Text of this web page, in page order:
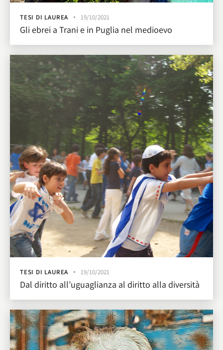
TESI DI LAUREA 19/10/2021
Gli ebrei a Trani e in Puglia nel medioevo
TESI DI LAUREA 19/10/2021
Dal diritto all’uguaglianza al diritto alla diversità